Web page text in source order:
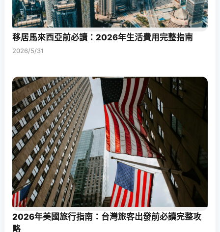
移居馬來西亞前必讀：2026年生活費用完整指南
2026/5/31
2026年美國旅行指南：台灣旅客出發前必讀完整攻
略